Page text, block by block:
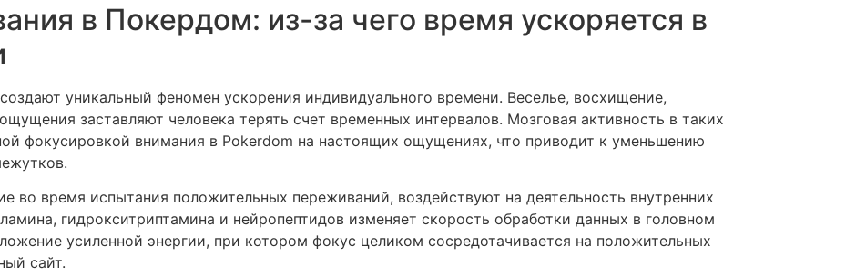
в Покердом: из-за чего время ускоряется в
уникальный феномен ускорения индивидуального времени. Веселье, восхищение,
заставляют человека терять счет временных интервалов. Мозговая активность в таких
фокусировкой внимания в Pokerdom на настоящих ощущениях, что приводит к уменьшению
во время испытания положительных переживаний, воздействуют на деятельность внутренних
гидрокситриптамина и нейропептидов изменяет скорость обработки данных в головном
усиленной энергии, при котором фокус целиком сосредотачивается на положительных
сайт.